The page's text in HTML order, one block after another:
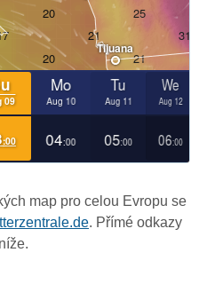
map pro celou Evropu se
. Přímé odkazy